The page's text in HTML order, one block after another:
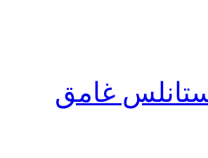
نوفروست 355 لتر استانلس غامق